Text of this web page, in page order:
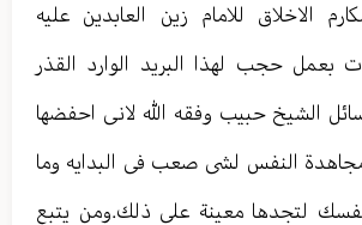
الاخلاق للامام زين العابدين عليه
بعمل حجب لهذا البريد الوارد القذر
الشيخ حبيب وفقه الله لانى احفضها
النفس لشى صعب فى البدايه وما
لتجدها معينة على ذلك.ومن يتبع